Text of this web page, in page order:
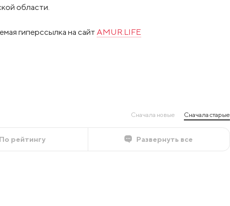
области.
гиперссылка на сайт AMUR.LIFE
Сначала новые Сначала старые
По рейтингу Развернуть все